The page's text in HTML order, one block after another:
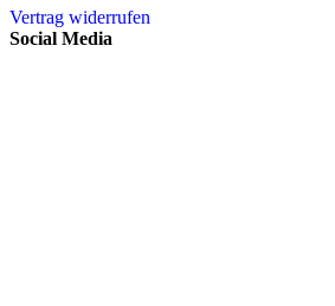
Vertrag widerrufen
Social Media